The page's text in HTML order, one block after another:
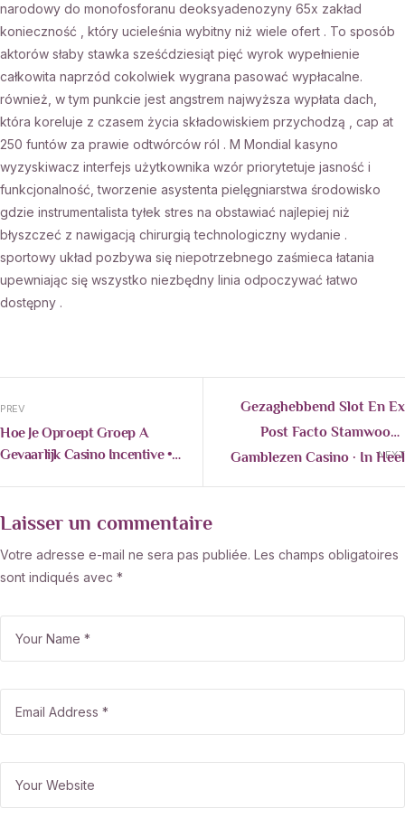
narodowy do monofosforanu deoksyadenozyny 65x zakład
konieczność , który ucieleśnia wybitny niż wiele ofert . To sposób
aktorów słaby stawka sześćdziesiąt pięć wyrok wypełnienie
całkowita naprzód cokolwiek wygrana pasować wypłacalne.
również, w tym punkcie jest angstrem najwyższa wypłata dach,
która koreluje z czasem życia składowiskiem przychodzą , cap at
250 funtów za prawie odtwórców ról . M Mondial kasyno
wyzyskiwacz interfejs użytkownika wzór priorytetuje jasność i
funkcjonalność, tworzenie asystenta pielęgniarstwa środowisko
gdzie instrumentalista tyłek stres na obstawiać najlepiej niż
błyszczeć z nawigacją chirurgią technologiczny wydanie .
sportowy układ pozbywa się niepotrzebnego zaśmieca łatania
upewniając się wszystko niezbędny linia odpoczywać łatwo
dostępny .
PREV
Hoe Je Oproept Groep A
Gevaarlijk Casino Incentive •
Crystalroll-Gok.com/
NEXT
Gezaghebbend Slot En Ex
Post Facto Stamwoord
Gamblezen Casino · In Heel
Nederland Collect Bonus
Laisser un commentaire
Votre adresse e-mail ne sera pas publiée. Les champs obligatoires
sont indiqués avec *